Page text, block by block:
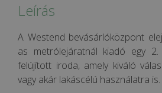
Leírás
A Westend bevásárlóközpont
as metrólejáratnál kiadó egy 2.
felújított iroda, amely kiváló
vagy akár lakáscélú használatra is.